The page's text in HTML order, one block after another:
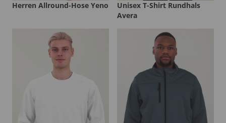
Herren Allround-Hose Yeno
Unisex T-Shirt Rundhals
Avera